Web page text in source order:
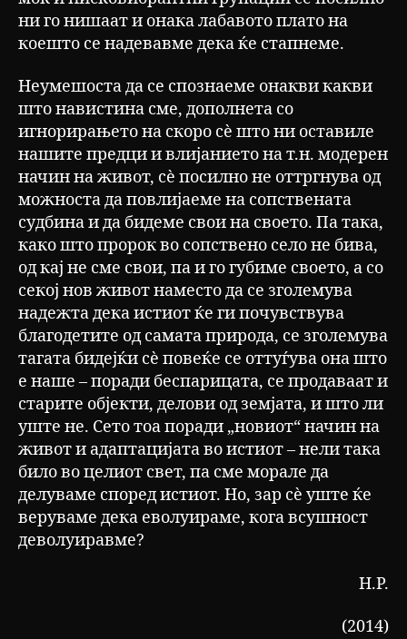
ни го нишаат и онака лабавото плато на
коешто се надевавме дека ќе стапнеме.
Неумешоста да се спознаеме онакви какви
што навистина сме, дополнета со
игнорирањето на скоро сѐ што ни оставиле
нашите предци и влијанието на т.н. модерен
начин на живот, сѐ посилно не оттргнува од
можноста да повлијаеме на сопствената
судбина и да бидеме свои на своето. Па така,
како што пророк во сопствено село не бива,
од кај не сме свои, па и го губиме своето, а со
секој нов живот наместо да се зголемува
надежта дека истиот ќе ги почувствува
благодетите од самата природа, се зголемува
тагата бидејќи сѐ повеќе се оттуѓува она што
е наше – поради беспарицата, се продаваат и
старите објекти, делови од земјата, и што ли
уште не. Сето тоа поради „новиот“ начин на
живот и адаптацијата во истиот – нели така
било во целиот свет, па сме морале да
делуваме според истиот. Но, зар сѐ уште ќе
веруваме дека еволуираме, кога всушност
деволуиравме?
Н.Р.
(2014)